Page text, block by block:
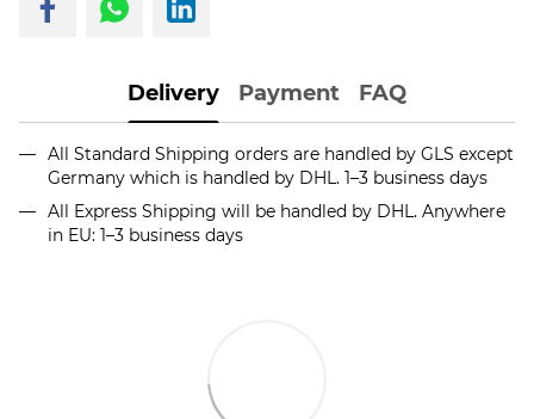
Delivery Payment FAQ
All Standard Shipping orders are handled by GLS except
Germany which is handled by DHL. 1–3 business days
All Express Shipping will be handled by DHL. Anywhere
in EU: 1–3 business days